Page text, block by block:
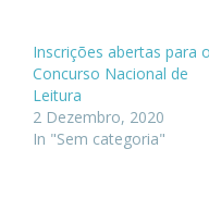
Desconhecida de José
Saramago e decorre no
dia 27 de janeiro, na
biblioteca,…
Inscrições abertas para o
Concurso Nacional de
Leitura
2 Dezembro, 2020
In "Sem categoria"